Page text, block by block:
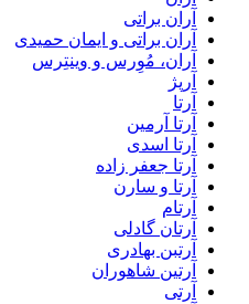
آران براتی
آران براتی و ایمان حمیدی
آران، مُوِرس و وینتِرس
آرپژ
آرتا
آرتا آرمین
آرتا اسدی
آرتا جعفر زاده
آرتا و سارن
آرتام
آرتان گادلی
آرتبن بهادری
آرتين شاهوران
آرتی